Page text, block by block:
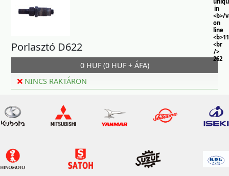
in
<b>/
on
line
<br
/>
262
Porlasztó D622
0 HUF (0 HUF + ÁFA)
NINCS RAKTÁRON